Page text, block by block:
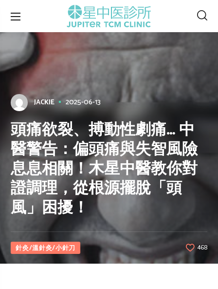
JACKIE 2025-06-13
頭痛欲裂、搏動性劇痛… 中
醫警告：偏頭痛與失智風險
息息相關！木星中醫教你對
證調理，從根源擺脫「頭
風」困擾！
針灸/溫針灸/小針刀 468